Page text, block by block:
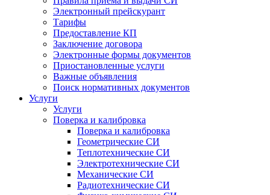
Электронный прейскурант
Тарифы
Предоставление КП
Заключение договора
Электронные формы документов
Приостановленные услуги
Важные объявления
Поиск нормативных документов
Услуги
Услуги
Поверка и калибровка
Поверка и калибровка
Геометрические СИ
Теплотехнические СИ
Электротехнические СИ
Механические СИ
Радиотехнические СИ